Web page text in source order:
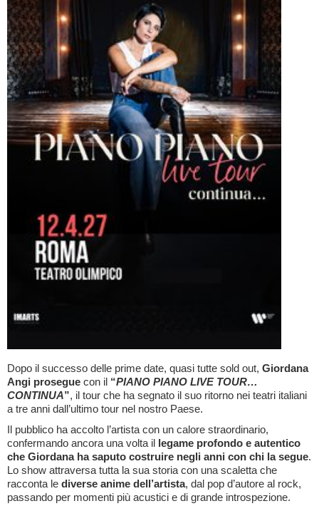
Dopo il successo delle prime date, quasi tutte sold out, Giordana
Angi prosegue con il “PIANO PIANO LIVE TOUR…
CONTINUA”, il tour che ha segnato il suo ritorno nei teatri italiani
a tre anni dall’ultimo tour nel nostro Paese.
Il pubblico ha accolto l’artista con un calore straordinario,
confermando ancora una volta il legame profondo e autentico
che Giordana ha saputo costruire negli anni con chi la segue.
Lo show attraversa tutta la sua storia con una scaletta che
racconta le diverse anime dell’artista, dal pop d’autore al rock,
passando per momenti più acustici e di grande introspezione.